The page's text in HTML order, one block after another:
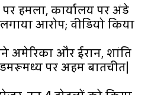
हमला, कार्यालय पर अंडे
आरोप; वीडियो किया
अमेरिका और ईरान, शांति
पर अहम बातचीत|